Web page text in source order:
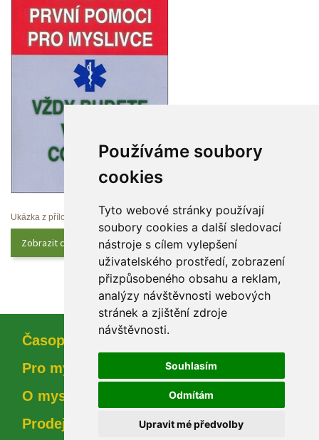
Používáme soubory
cookie
Tyto webové stránky používají
oubory cookies a další sledovací
nástroje s cílem vylepšení
uživatelského prostředí, zobrazení
přizpůsobeného obsahu a reklam,
analýzy návštěvnosti webových
tránek a zjištění zdroje
návštěvnosti.
Souhlasím
Odmítám
Upravit mé předvolby
Ukázka z přílohy
Zobrazit celý obsah
Časopi
Pro myslivce
O myslivosti
Prodejna